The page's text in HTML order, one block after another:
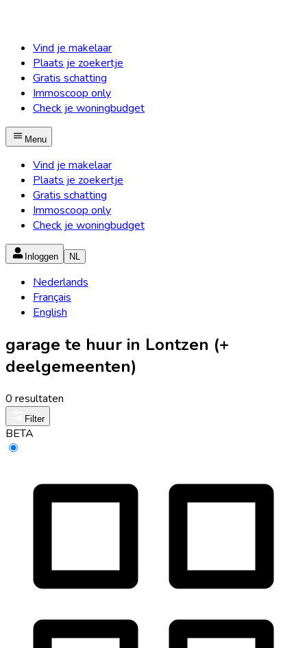
Vind je makelaar
Plaats je zoekertje
Gratis schatting
Immoscoop only
Check je woningbudget
Menu
Vind je makelaar
Plaats je zoekertje
Gratis schatting
Immoscoop only
Check je woningbudget
Inloggen NL
Nederlands
Français
English
garage te huur in Lontzen (+
deelgemeenten)
0 resultaten
Filter
BETA